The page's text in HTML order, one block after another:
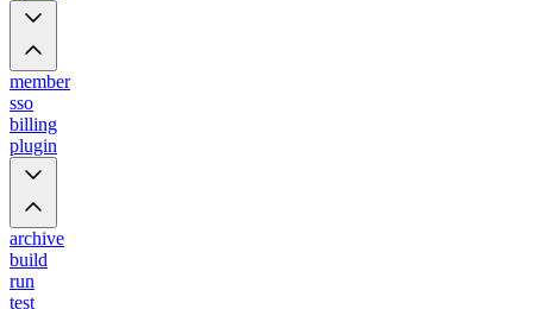
member
sso
billing
plugin
archive
build
run
test